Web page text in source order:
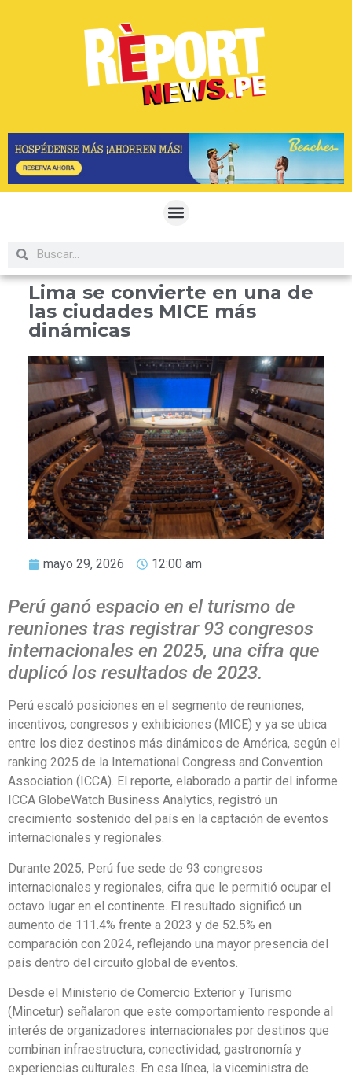
Lima se convierte en una de
las ciudades MICE más
dinámicas
mayo 29, 2026 12:00 am
Perú ganó espacio en el turismo de
reuniones tras registrar 93 congresos
internacionales en 2025, una cifra que
duplicó los resultados de 2023.
Perú escaló posiciones en el segmento de reuniones,
incentivos, congresos y exhibiciones (MICE) y ya se ubica
entre los diez destinos más dinámicos de América, según el
ranking 2025 de la International Congress and Convention
Association (ICCA). El reporte, elaborado a partir del informe
ICCA GlobeWatch Business Analytics, registró un
crecimiento sostenido del país en la captación de eventos
internacionales y regionales.
Durante 2025, Perú fue sede de 93 congresos
internacionales y regionales, cifra que le permitió ocupar el
octavo lugar en el continente. El resultado significó un
aumento de 111.4% frente a 2023 y de 52.5% en
comparación con 2024, reflejando una mayor presencia del
país dentro del circuito global de eventos.
Desde el Ministerio de Comercio Exterior y Turismo
(Mincetur) señalaron que este comportamiento responde al
interés de organizadores internacionales por destinos que
combinan infraestructura, conectividad, gastronomía y
experiencias culturales. En esa línea, la viceministra de